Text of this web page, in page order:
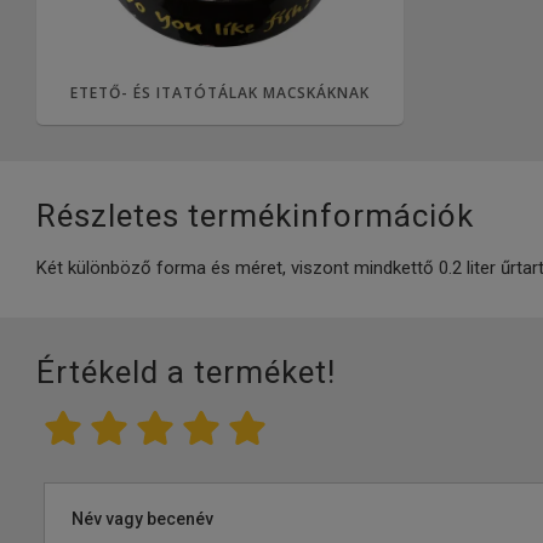
ETETŐ- ÉS ITATÓTÁLAK MACSKÁKNAK
Részletes termékinformációk
Két különböző forma és méret, viszont mindkettő 0.2 liter
Értékeld a terméket!
Név vagy becenév